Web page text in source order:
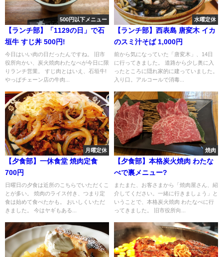
500円以下メニュー
【ランチ部】「1129の日」で石
垣牛 すじ丼 500円!
今日はいい肉の日だったんですね。 旧市
役所向かい、炭火焼肉わたなべが今日に限
りランチ営業。 すじ肉とはいえ、石垣牛!
やっぱチェーン店の牛肉...
水曜定休
【ランチ部】西表島 唐変木 イカ
のスミ汁そば 1,000円
前から気になっていた「唐変木」、14日
に行ってきました。 道路から少し奥に入
ったところに隠れ家的に建っていました。
入り口。アルコールで消毒...
月曜定休
【夕食部】一休食堂 焼肉定食
700円
日曜日の夕食は近所のこちらでいただくこ
とが多い。 焼肉のライス付き、つまり定
食は始めて食べたかも。 おいしくいただ
きました。 今はヤギもある...
焼肉
【夕食部】本格炭火焼肉 わたな
べで裏メニュー?
またまた、お客さまから「焼肉屋さん、紹
介してください。一緒に行きましょう」と
いうことで、本格炭火焼肉 わたなべに行
ってきました。 旧市役所向...